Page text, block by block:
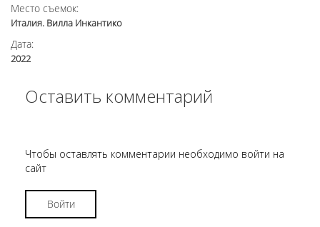
Место съемок:
Италия. Вилла Инкантико
Дата:
2022
Оставить комментарий
Чтобы оставлять комментарии необходимо войти на
сайт
Войти